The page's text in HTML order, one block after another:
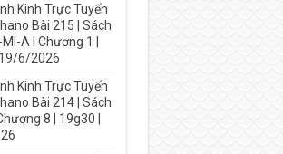
Kinh Trực Tuyến
Bài 215 | Sách
A I Chương 1 |
6/2026
Kinh Trực Tuyến
Bài 214 | Sách
8 | 19g30 |